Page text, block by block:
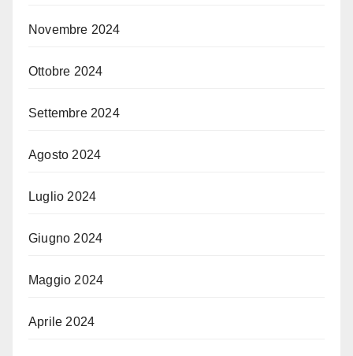
Novembre 2024
Ottobre 2024
Settembre 2024
Agosto 2024
Luglio 2024
Giugno 2024
Maggio 2024
Aprile 2024